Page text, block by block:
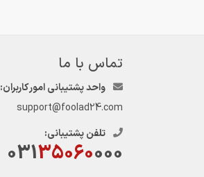
تماس با ما
واحد پشتیبانی امور کاربران:
support@foolad24.com
تلفن پشتیبانی:
03135060000